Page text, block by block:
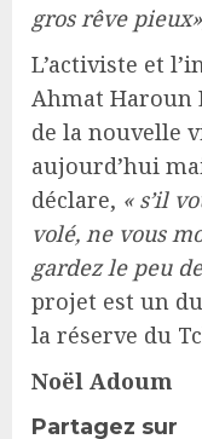
gros rêve
L’activiste et
Ahmat Haroun
de la nouvelle
aujourd’hui
déclare, « s’il
volé, ne vous
gardez le peu
projet est un
la réserve du
Noël Adoum
Partagez sur